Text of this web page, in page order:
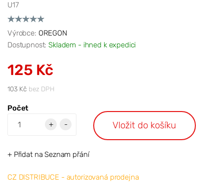
U17
Výrobce: OREGON
Dostupnost:Skladem - ihned k expedici
125 Kč
103 Kč bez DPH
Počet
+
- Vložit do košíku
+ Přidat na Seznam přání
CZ DISTRIBUCE - autorizovaná prodejna